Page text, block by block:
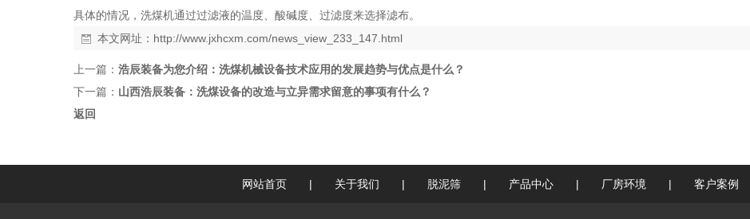
具体的情况，洗煤机通过过滤液的温度、酸碱度、过滤度来选择滤布。
本文网址： http://www.jxhcxm.com/news_view_233_147.html
上一篇： 浩辰装备为您介绍：洗煤机械设备技术应用的发展趋势与优点是什么？
下一篇： 山西浩辰装备：洗煤设备的改造与立异需求留意的事项有什么？
返回
网站首页 | 关于我们 | 脱泥筛 | 产品中心 | 厂房环境 | 客户案例